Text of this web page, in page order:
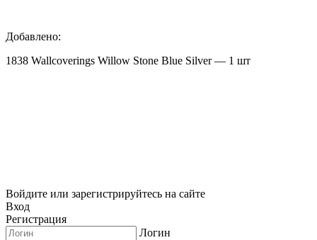
Добавлено:
1838 Wallcoverings Willow Stone Blue Silver — 1 шт
Войдите или зарегистрируйтесь на сайте
Вход
Регистрация
Логин